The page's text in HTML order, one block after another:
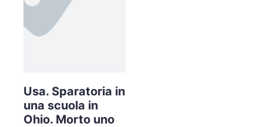
Usa. Sparatoria in
una scuola in
Ohio. Morto uno